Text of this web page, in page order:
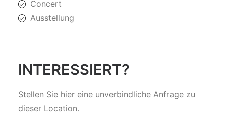
Concert
Ausstellung
INTERESSIERT?
Stellen Sie hier eine unverbindliche Anfrage zu
dieser Location.